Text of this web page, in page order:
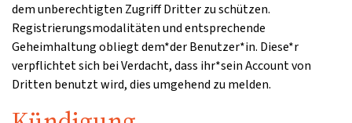
dem unberechtigten Zugriff Dritter zu schützen.
Registrierungsmodalitäten und entsprechende
Geheimhaltung obliegt dem*der Benutzer*in. Diese*r
verpflichtet sich bei Verdacht, dass ihr*sein Account von
Dritten benutzt wird, dies umgehend zu melden.